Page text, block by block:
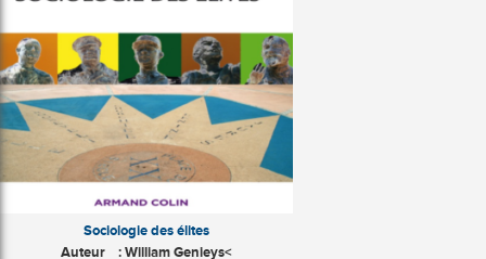
Sociologie des élites
Auteur : William Genieys<